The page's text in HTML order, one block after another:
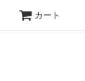
カート